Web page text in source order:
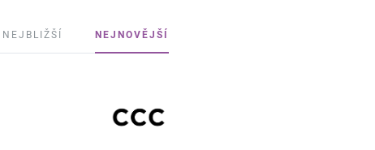
NEJBLIŽŠÍ NEJNOVĚJŠÍ